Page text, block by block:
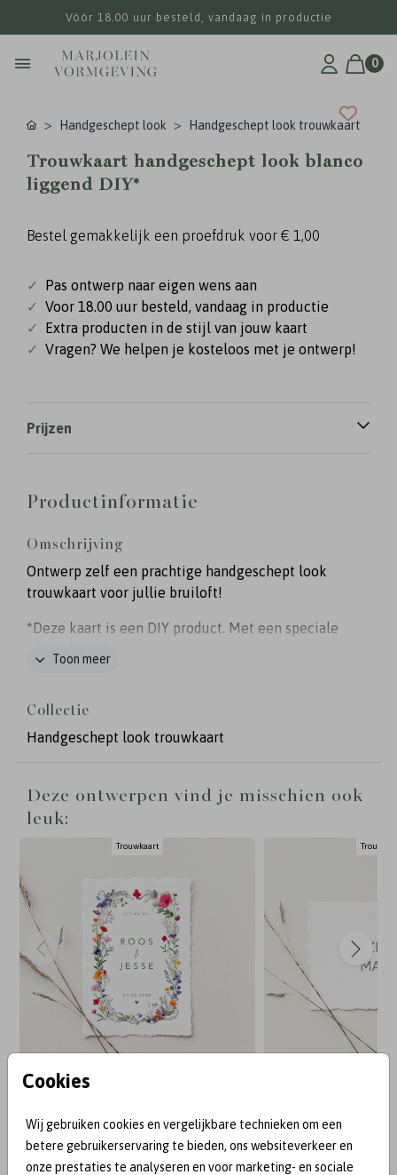
Vóór 18.00 uur besteld, vandaag in productie
0
Cookies
Wij gebruiken cookies en vergelijkbare technieken om een
betere gebruikerservaring te bieden, ons websiteverkeer en
onze prestaties te analyseren en voor marketing- en sociale
Handgeschept look Handgeschept look trouwkaart
Trouwkaart handgeschept look blanco
liggend DIY*
Bestel gemakkelijk een proefdruk voor € 1,00
✓
Pas ontwerp naar eigen wens aan
✓ Voor 18.00 uur besteld, vandaag in productie
✓
Extra producten in de stijl van jouw kaart
✓ Vragen? We helpen je kosteloos met je ontwerp!
Prijzen
Productinformatie
Omschrijving
Ontwerp zelf een prachtige handgeschept look
trouwkaart voor jullie bruiloft!
*Deze kaart is een DIY product. Met een speciale
instructievideo
gaat.
eindformaat van de trouwkaart is 11x17 cm. Zorg
ervoor dat je ontwerp binnen de stippellijnen
Tip: Het is aan te raden om 5 extra kaarten te
bestellen, voor het geval dat het scheuren niet
helemaal goed gaat. Voor de achtergrond van de
kaart kun je beter geen donkere achtergrondkleur
gebruiken i.v.m. witte scheurrandjes.
Toon meer
Collectie
Handgeschept look trouwkaart
Deze ontwerpen vind je misschien ook
leuk:
Trouwkaart